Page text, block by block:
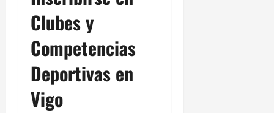
Clubes y
Competencias
Deportivas en
Vigo